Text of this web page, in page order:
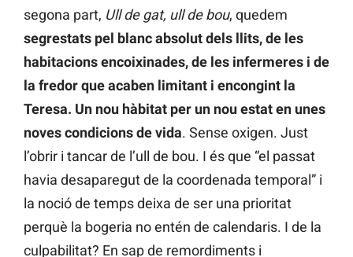
segona part, Ull de gat, ull de bou, quedem
segrestats pel blanc absolut dels llits, de les
habitacions encoixinades, de les infermeres i de
la fredor que acaben limitant i encongint la
Teresa. Un nou hàbitat per un nou estat en unes
noves condicions de vida. Sense oxigen. Just
l’obrir i tancar de l’ull de bou. I és que “el passat
havia desaparegut de la coordenada temporal” i
la noció de temps deixa de ser una prioritat
perquè la bogeria no entén de calendaris. I de la
culpabilitat? En sap de remordiments i